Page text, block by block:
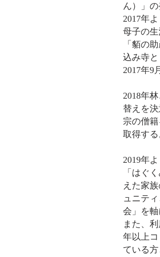
ん）」
2017年
母子の
「貊の
込み寺と
2017年9
2018年
替えを
宗の僧
取得する
2019年
「はぐ
えた家
ュニテ
会」を軸
また、
年以上
ている